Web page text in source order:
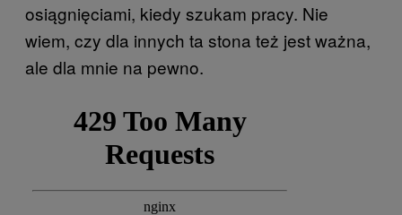
osiągnięciami, kiedy szukam pracy. Nie
wiem, czy dla innych ta stona też jest ważna,
ale dla mnie na pewno.